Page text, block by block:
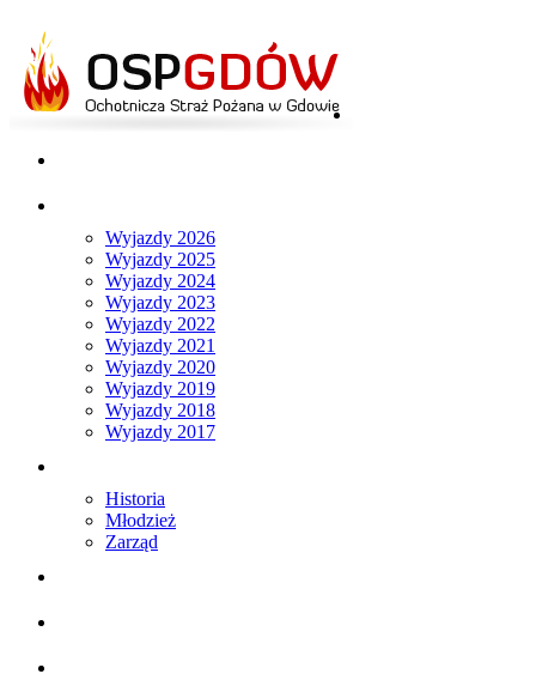
Wyjazdy 2026
Wyjazdy 2025
Wyjazdy 2024
Wyjazdy 2023
Wyjazdy 2022
Wyjazdy 2021
Wyjazdy 2020
Wyjazdy 2019
Wyjazdy 2018
Wyjazdy 2017
Historia
Młodzież
Zarząd